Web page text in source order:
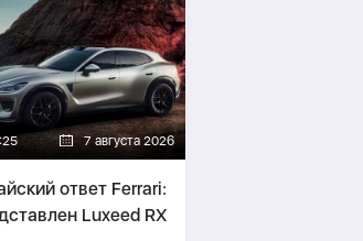
7 августа 2026
ответ Ferrari:
Luxeed RX